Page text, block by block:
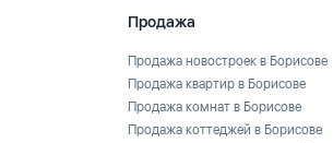
Продажа
Продажа новостроек в Борисове
Продажа квартир в Борисове
Продажа комнат в Борисове
Продажа коттеджей в Борисове